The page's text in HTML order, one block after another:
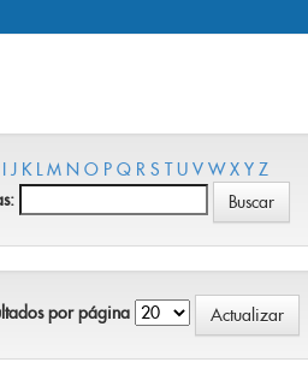
I J K L M N O P Q R S T U V W X Y Z
por página